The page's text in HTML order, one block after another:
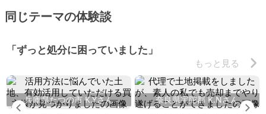
同じテーマの体験談
「ずっと処分に困っていました」
もっと見る
Previous
兵庫県たつの市 K.Yさん 奈良県宇陀郡 K.Nさん